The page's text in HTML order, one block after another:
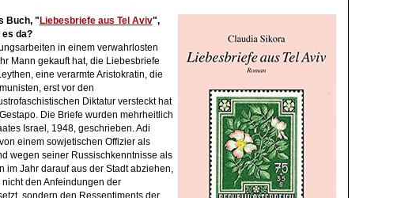
Buch, " Liebesbriefe aus Tel Aviv",
es da?
in einem verwahrlosten
Mann gekauft hat, die Liebesbriefe
eine verarmte Aristokratin, die
erst vor den
Diktatur versteckt hat
Die Briefe wurden mehrheitlich
Israel, 1948, geschrieben. Adi
einem sowjetischen Offizier als
wegen seiner Russischkenntnisse als
im Jahr darauf aus der Stadt abziehen,
den Anfeindungen der
sondern den Ressentiments der